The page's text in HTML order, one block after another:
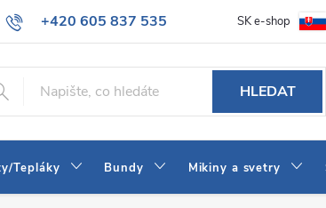
+420 605 837 535
info@jeans-shop.cz
Obchodní podmínky Naše prodejna Blog Kontakt
SK e-shop
HLEDAT
Tepláky Bundy Mikiny a svetry